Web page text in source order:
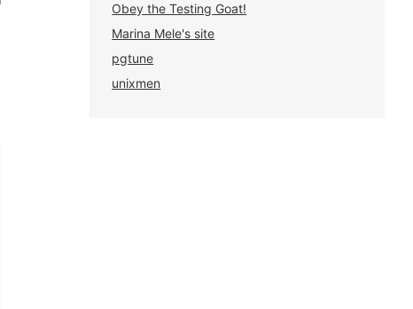
Obey the Testing Goat!
Marina Mele's site
pgtune
unixmen